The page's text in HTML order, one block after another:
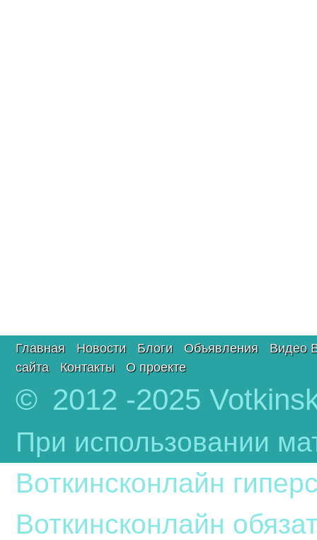
Главная Новости Блоги Объявления
Видео
сайта
Контакты О проекте
© 2012 -2025
При использовании
Воткинсконлайн
Воткинсконлайн